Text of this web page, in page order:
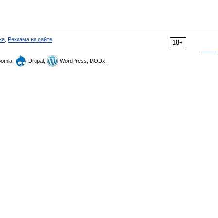
18+
Реклама на сайте
Drupal, WordPress, MODx.